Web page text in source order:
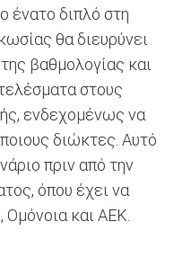
ένατο διπλό στη
θα διευρύνει
βαθμολογίας και
στους
ενδεχομένως να
διώκτες. Αυτό
πριν από την
όπου έχει να
Ομόνοια και ΑΕΚ.